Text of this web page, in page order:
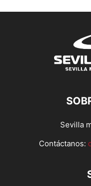
Sevilla
Contáctanos: